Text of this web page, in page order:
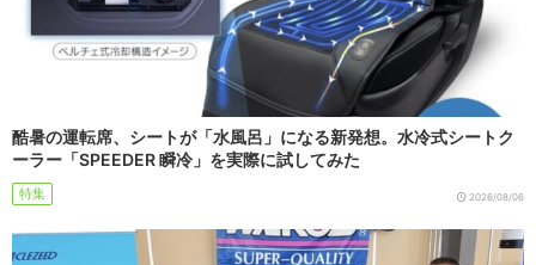
酷暑の運転席、シートが「水風呂」になる新発想。水冷式シートク
ーラー「SPEEDER 瞬冷」を実際に試してみた
特集 2026/08/06